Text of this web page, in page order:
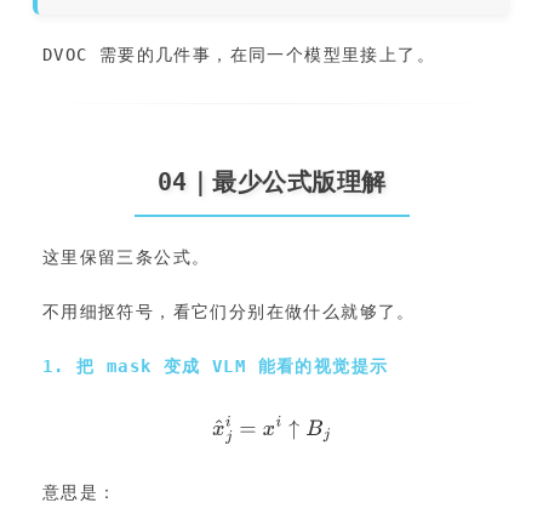
DVOC 需要的几件事，在同一个模型里接上了。
04｜最少公式版理解
这里保留三条公式。
不用细抠符号，看它们分别在做什么就够了。
1. 把 mask 变成 VLM 能看的视觉提示
意思是：